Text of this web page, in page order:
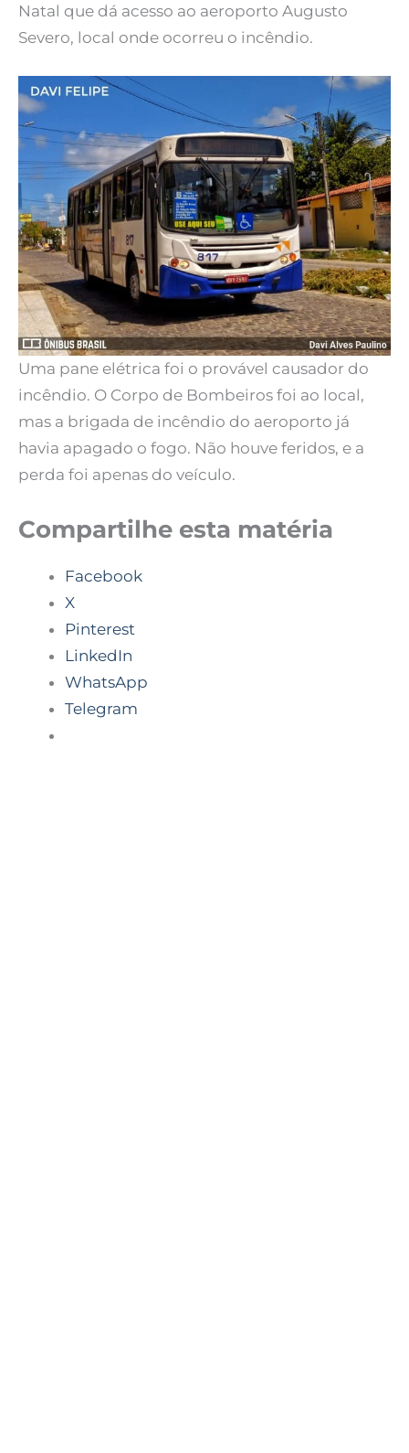
Natal que dá acesso ao aeroporto Augusto
Severo, local onde ocorreu o incêndio.
Uma pane elétrica foi o provável causador do
incêndio. O Corpo de Bombeiros foi ao local,
mas a brigada de incêndio do aeroporto já
havia apagado o fogo. Não houve feridos, e a
perda foi apenas do veículo.
Compartilhe esta matéria
Facebook
X
Pinterest
LinkedIn
WhatsApp
Telegram